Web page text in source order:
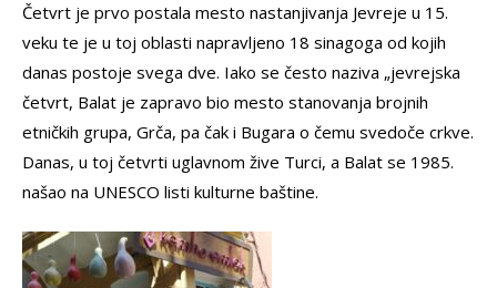
Četvrt je prvo postala mesto nastanjivanja Jevreje u 15.
veku te je u toj oblasti napravljeno 18 sinagoga od kojih
danas postoje svega dve. Iako se često naziva „jevrejska
četvrt, Balat je zapravo bio mesto stanovanja brojnih
etničkih grupa, Grča, pa čak i Bugara o čemu svedoče crkve.
Danas, u toj četvrti uglavnom žive Turci, a Balat se 1985.
našao na UNESCO listi kulturne baštine.